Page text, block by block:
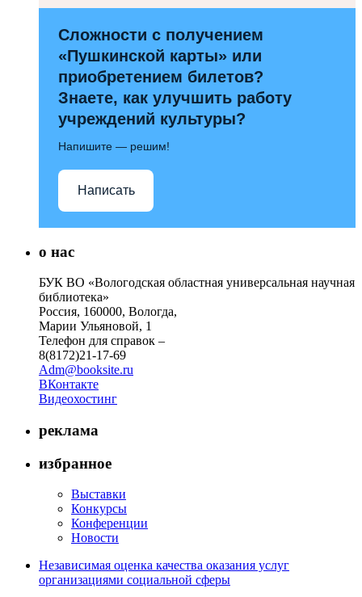
Сложности с получением
«Пушкинской карты» или
приобретением билетов?
Знаете, как улучшить работу
учреждений культуры?
Напишите — решим!
Написать
о нас
БУК ВО «Вологодская областная универсальная научная
библиотека»
Россия, 160000, Вологда,
Марии Ульяновой, 1
Телефон для справок –
8(8172)21-17-69
Adm@booksite.ru
ВКонтакте
Видеохостинг
реклама
избранное
Выставки
Конкурсы
Конференции
Новости
Независимая оценка качества оказания услуг
организациями социальной сферы